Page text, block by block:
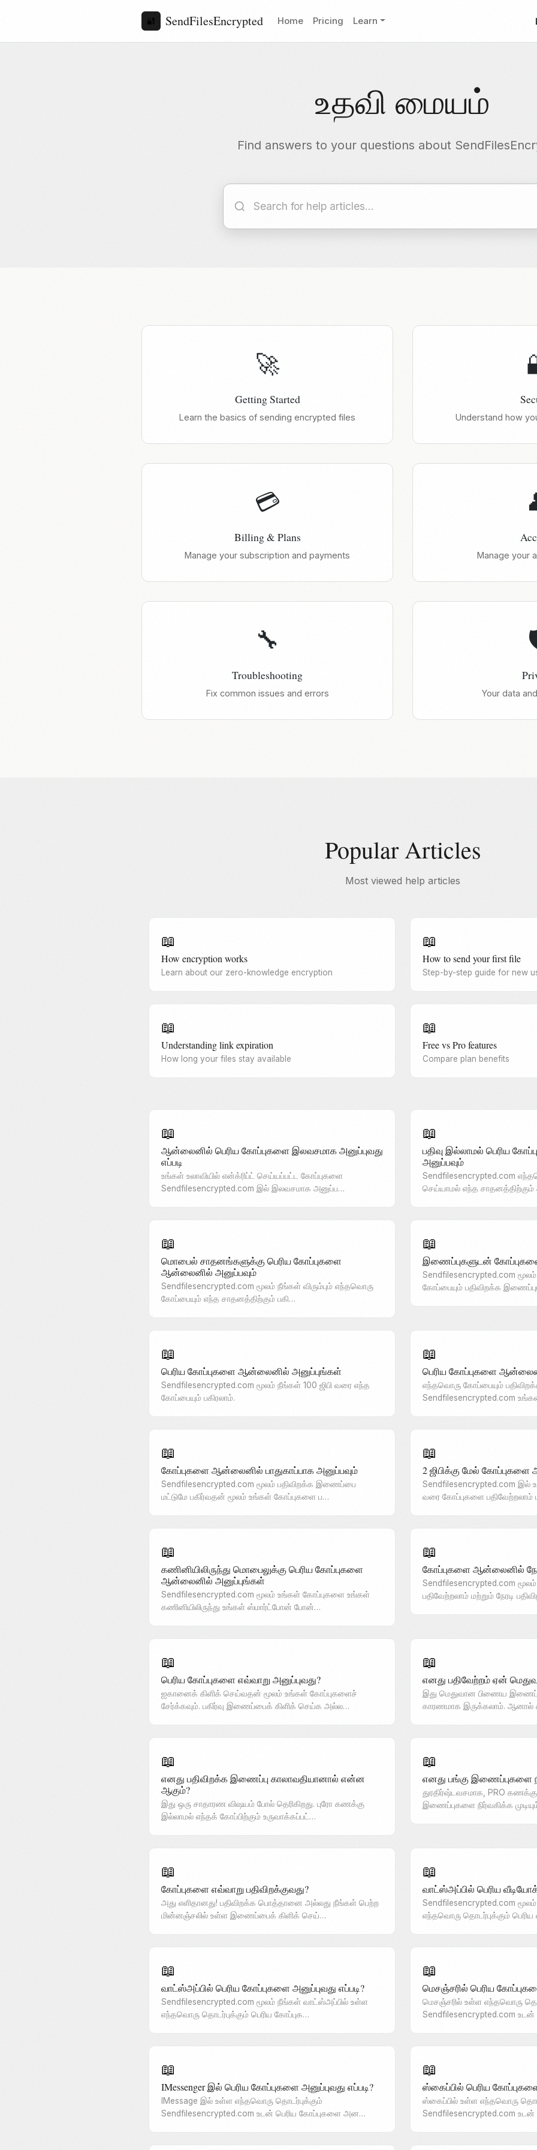
🔐 SendFilesEncrypted Home Pricing Learn
உதவி மையம்
Find answers to your questions about
🚀
Getting Started
Learn the basics of sending encrypted files Understand how
💳
Billing & Plans
Manage your subscription and payments Manage your
🔧
Troubleshooting
Fix common issues and errors Your data
Popular Articles
Most viewed help articles
📖
How encryption works
Learn about our zero-knowledge encryption
📖
How to send your first file
Step-by-step guide for new
📖
Understanding link expiration
How long your files stay available
📖
Free vs Pro features
Compare plan benefits
📖
ஆன்லைனில் பெரிய கோப்புகளை இலவசமாக அனுப்புவது
எப்படி
உங்கள் உலாவியில் என்க்ரிப்ட் செய்யப்பட்ட கோப்புகளை
Sendfilesencrypted.com இல் இலவசமாக அனுப்ப…
📖
பதிவு இல்லாமல் பெரிய
அனுப்பவும்
Sendfilesencrypted.com
செய்யாமல் எந்த
📖
மொபைல் சாதனங்களுக்கு பெரிய கோப்புகளை
ஆன்லைனில் அனுப்பவும்
Sendfilesencrypted.com மூலம் நீங்கள் விரும்பும் எந்தவொரு
கோப்பையும் எந்த சாதனத்திற்கும் பகி…
📖
இணைப்புகளுடன்
Sendfilesencrypted.com
கோப்பையும் பதிவிறக்க
📖
பெரிய கோப்புகளை ஆன்லைனில் அனுப்புங்கள்
Sendfilesencrypted.com மூலம் நீங்கள் 100 ஜிபி வரை எந்த
கோப்பையும் பகிரலாம்.
📖
பெரிய கோப்புகளை
எந்தவொரு கோப்பையும்
Sendfilesencrypted.com
📖
கோப்புகளை ஆன்லைனில் பாதுகாப்பாக அனுப்பவும்
Sendfilesencrypted.com மூலம் பதிவிறக்க இணைப்பை
மட்டுமே பகிர்வதன் மூலம் உங்கள் கோப்புகளை ப…
📖
2 ஜிபிக்கு மேல்
Sendfilesencrypted.com
வரை கோப்புகளை பதிவேற்றலாம்
📖
கணினியிலிருந்து மொபைலுக்கு பெரிய கோப்புகளை
ஆன்லைனில் அனுப்புங்கள்
Sendfilesencrypted.com மூலம் உங்கள் கோப்புகளை உங்கள்
கணினியிலிருந்து உங்கள் ஸ்மார்ட்போன் போன்…
📖
கோப்புகளை ஆன்லைனில்
Sendfilesencrypted.com
பதிவேற்றலாம் மற்றும் நேரடி
📖
பெரிய கோப்புகளை எவ்வாறு அனுப்புவது?
ஐகானைக் கிளிக் செய்வதன் மூலம் உங்கள் கோப்புகளைச்
சேர்க்கவும். பகிர்வு இணைப்பைக் கிளிக் செய்க அல்ல…
📖
எனது பதிவேற்றம் ஏன்
இது மெதுவான பிணைய
காரணமாக இருக்கலாம்.
📖
எனது பதிவிறக்க இணைப்பு காலாவதியானால் என்ன
ஆகும்?
இது ஒரு சாதாரண விஷயம் போல் தெரிகிறது. புரோ கணக்கு
இல்லாமல் எந்தக் கோப்பிற்கும் உருவாக்கப்பட்…
📖
எனது பங்கு இணைப்புகளை
துரதிர்ஷ்டவசமாக, PRO
இணைப்புகளை நிர்வகிக்க
📖
கோப்புகளை எவ்வாறு பதிவிறக்குவது?
அது எளிதானது! பதிவிறக்க பொத்தானை அல்லது நீங்கள் பெற்ற
மின்னஞ்சலில் உள்ள இணைப்பைக் கிளிக் செய்…
📖
வாட்ஸ்அப்பில் பெரிய
Sendfilesencrypted.com
எந்தவொரு தொடர்புக்கும்
📖
வாட்ஸ்அப்பில் பெரிய கோப்புகளை அனுப்புவது எப்படி?
Sendfilesencrypted.com மூலம் நீங்கள் வாட்ஸ்அப்பில் உள்ள
எந்தவொரு தொடர்புக்கும் பெரிய கோப்புக…
📖
மெசஞ்சரில் பெரிய
மெசஞ்சரில் உள்ள எந்தவொரு
Sendfilesencrypted.com
📖
IMessenger இல் பெரிய கோப்புகளை அனுப்புவது எப்படி?
IMessage இல் உள்ள எந்தவொரு தொடர்புக்கும்
Sendfilesencrypted.com உடன் பெரிய கோப்புகளை அன…
📖
ஸ்கைப்பில் பெரிய கோப்புகளை
ஸ்கைப்பில் உள்ள எந்தவொரு
Sendfilesencrypted.com